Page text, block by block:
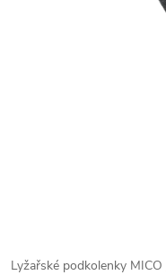
Lyžařské podkolenky MICO